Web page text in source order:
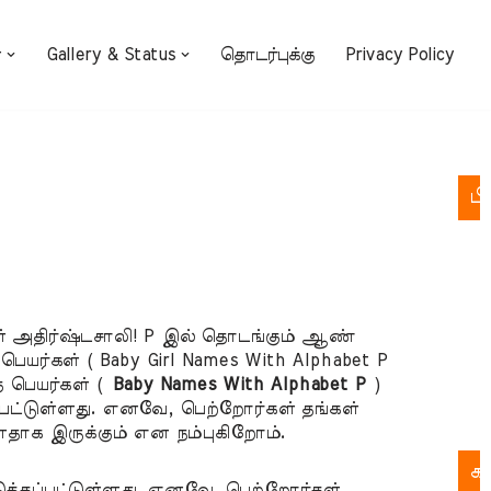
Gallery & Status தொடர்புக்கு Privacy Policy
அதிர்ஷ்டசாலி! P இல் தொடங்கும் ஆண்
( Baby Girl Names With Alphabet P
பெயர்கள் (
Baby Names With Alphabet P)
எனவே, பெற்றோர்கள் தங்கள்
இருக்கும் என நம்புகிறோம்.